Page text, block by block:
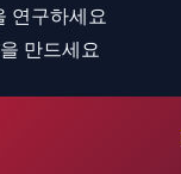
연구하세요
만드세요